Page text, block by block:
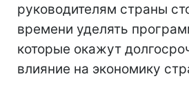
руководителям страны
времени уделять
которые окажут
влияние на экономику